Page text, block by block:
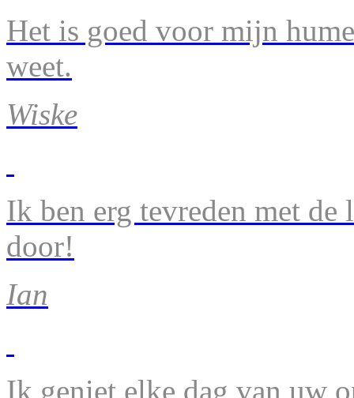
Het is goed voor mijn
weet.
Wiske
Ik ben erg tevreden met de
door!
Ian
Ik geniet elke dag van uw